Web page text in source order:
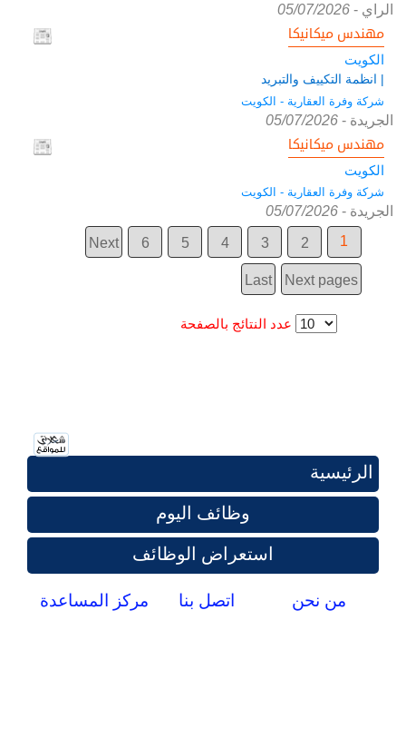
الراي -
05/07/2026
مهندس ميكانيكا
الكويت
| انظمة التكييف والتبريد
شركة وفرة العقارية - الكويت
الجريدة -
05/07/2026
مهندس ميكانيكا
الكويت
شركة وفرة العقارية - الكويت
الجريدة -
05/07/2026
1
2
3
4
5
6
Next
Next pages
Last
عدد النتائج بالصفحة
الرئيسية
وظائف اليوم
استعراض الوظائف
من نحن اتصل بنا مركز المساعدة